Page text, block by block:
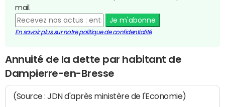
mail.
Je m'abonne
En savoir plus sur notre politique de confidentialité
Annuité de la dette par habitant de
Dampierre-en-Bresse
(Source : JDN d'après ministère de l'Economie)